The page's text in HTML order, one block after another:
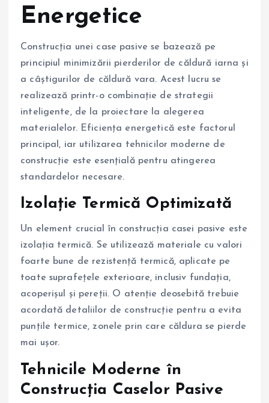
Energetice
Construcția unei case pasive se bazează pe
principiul minimizării pierderilor de căldură iarna și
a câștigurilor de căldură vara. Acest lucru se
realizează printr-o combinație de strategii
inteligente, de la proiectare la alegerea
materialelor. Eficiența energetică este factorul
principal, iar utilizarea tehnicilor moderne de
construcție este esențială pentru atingerea
standardelor necesare.
Izolație Termică Optimizată
Un element crucial în construcția casei pasive este
izolația termică. Se utilizează materiale cu valori
foarte bune de rezistență termică, aplicate pe
toate suprafețele exterioare, inclusiv fundația,
acoperișul și pereții. O atenție deosebită trebuie
acordată detaliilor de construcție pentru a evita
punțile termice, zonele prin care căldura se pierde
mai ușor.
Tehnicile Moderne în
Construcția Caselor Pasive